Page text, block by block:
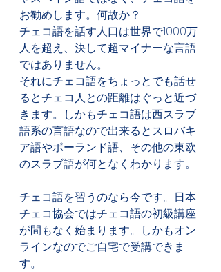
お勧めします。何故か？
チェコ語を話す人口は世界で1000万
人を超え、決して超マイナーな言語
ではありません。
それにチェコ語をちょっとでも話せ
るとチェコ人との距離はぐっと近づ
きます。しかもチェコ語は西スラブ
語系の言語なので出来るとスロバキ
ア語やポーランド語、その他の東欧
のスラブ語が何となくわかります。
チェコ語を習うのなら今です。日本
チェコ協会ではチェコ語の初級講座
が間もなく始まります。しかもオン
ラインなのでご自宅で受講できま
す。